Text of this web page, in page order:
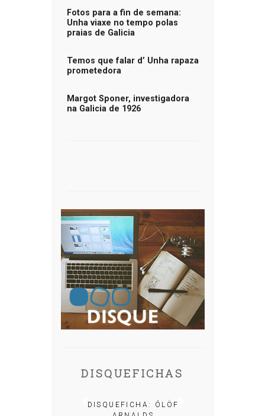
Fotos para a fin de semana:
Unha viaxe no tempo polas
praias de Galicia
Temos que falar d’ Unha rapaza
prometedora
Margot Sponer, investigadora
na Galicia de 1926
DISQUEFICHAS
DISQUEFICHA: ÓLÖF